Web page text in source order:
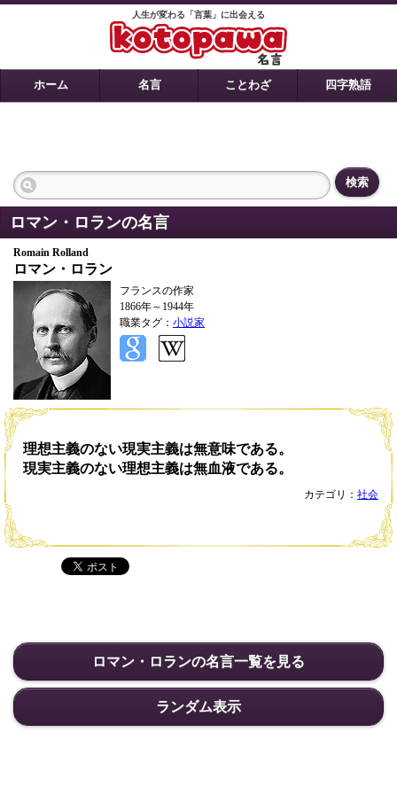
人生が変わる「言葉」に出会える
ホーム 名言 ことわざ 四字熟語
検索
ロマン・ロランの名言
Romain Rolland
ロマン・ロラン
フランスの作家
1866年～1944年
職業タグ： 小説家
理想主義のない現実主義は無意味である。
現実主義のない理想主義は無血液である。
カテゴリ： 社会
ロマン・ロランの名言一覧を見る
ランダム表示